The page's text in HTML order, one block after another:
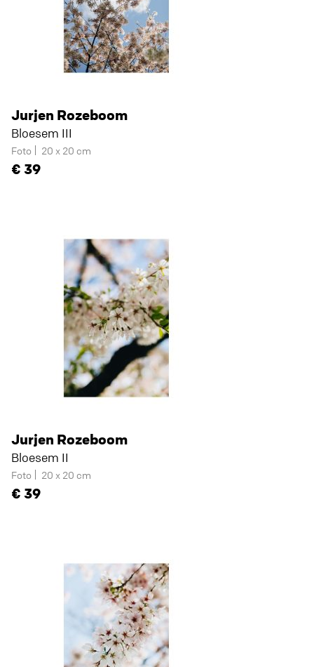
Jurjen Rozeboom
Bloesem III
Foto 20 x 20 cm
39
Jurjen Rozeboom
Bloesem II
Foto 20 x 20 cm
39